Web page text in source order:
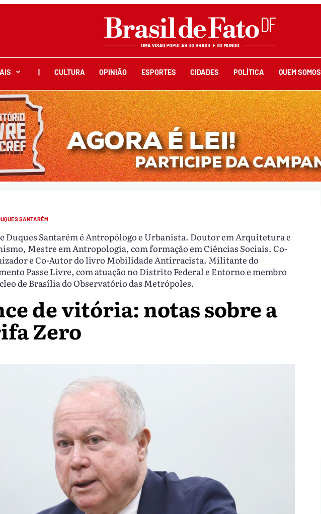
CULTURA OPINIÃO ESPORTES CIDADES POLÍTICA QUEM SOMOS
SANTARÉM
Duques Santarém é Antropólogo e Urbanista. Doutor em Arquitetura e
Mestre em Antropologia, com formação em Ciências Sociais. Co-
e Co-Autor do livro Mobilidade Antirracista. Militante do
Passe Livre, com atuação no Distrito Federal e Entorno e membro
de Brasília do Observatório das Metrópoles.
de vitória: notas sobre a
Zero